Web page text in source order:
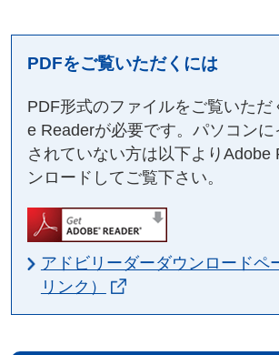
PDFをご覧いただくには
PDF形式のファイルをご覧いただ
e Readerが必要です。パソコン
されていない方は以下よりAdobe
ンロードしてご覧下さい。
アドビリーダーダウンロードペ
リンク）